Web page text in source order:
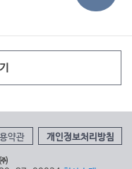
약관 개인정보처리방침